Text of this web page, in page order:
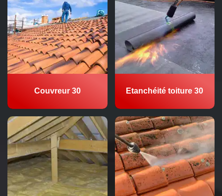
Couvreur 30 Etanchéité toiture 30